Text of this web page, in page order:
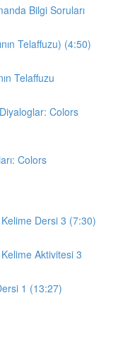
Bilgi Soruları
Telaffuzu) (4:50)
Telaffuzu
Colors
Colors
Dersi 3 (7:30)
Aktivitesi 3
1 (13:27)